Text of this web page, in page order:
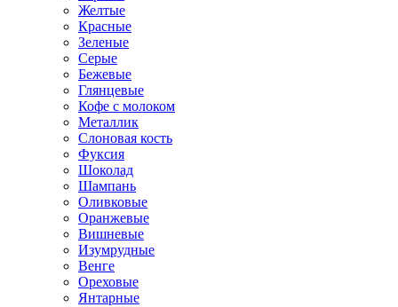
Желтые
Красные
Зеленые
Серые
Бежевые
Глянцевые
Кофе с молоком
Металлик
Слоновая кость
Фуксия
Шоколад
Шампань
Оливковые
Оранжевые
Вишневые
Изумрудные
Венге
Ореховые
Янтарные